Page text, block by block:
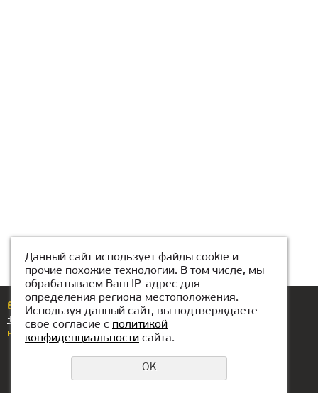
Егер сізде сұрақтар немесе ұсыныстар болса,
+7(708)439-62-00нөміріне қоңырау шалыңыз
немесе бізге жазыңызkaraganda@kiber-one.com
Данный сайт использует файлы cookie и
прочие похожие технологии. В том числе, мы
обрабатываем Ваш IP-адрес для
определения региона местоположения.
Используя данный сайт, вы подтверждаете
свое согласие с политикой
конфиденциальности сайта.
OK